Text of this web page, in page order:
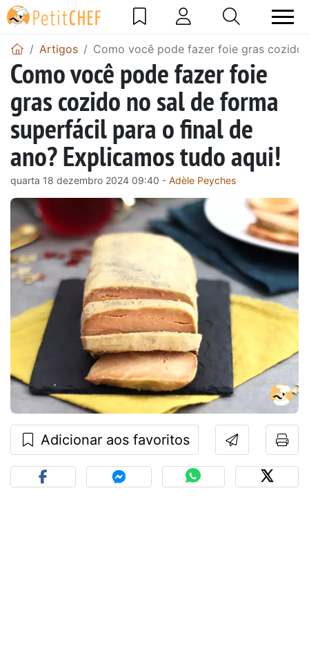
Artigos Como você pode fazer foie gras cozido
Como você pode fazer foie
gras cozido no sal de forma
superfácil para o final de
ano? Explicamos tudo aqui!
quarta 18 dezembro 2024 09:40 - Adèle Peyches
Adicionar aos favoritos